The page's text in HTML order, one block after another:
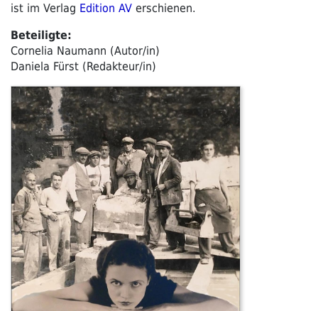
ist im Verlag Edition AV erschienen.
Beteiligte:
Cornelia Naumann (Autor/in)
Daniela Fürst (Redakteur/in)